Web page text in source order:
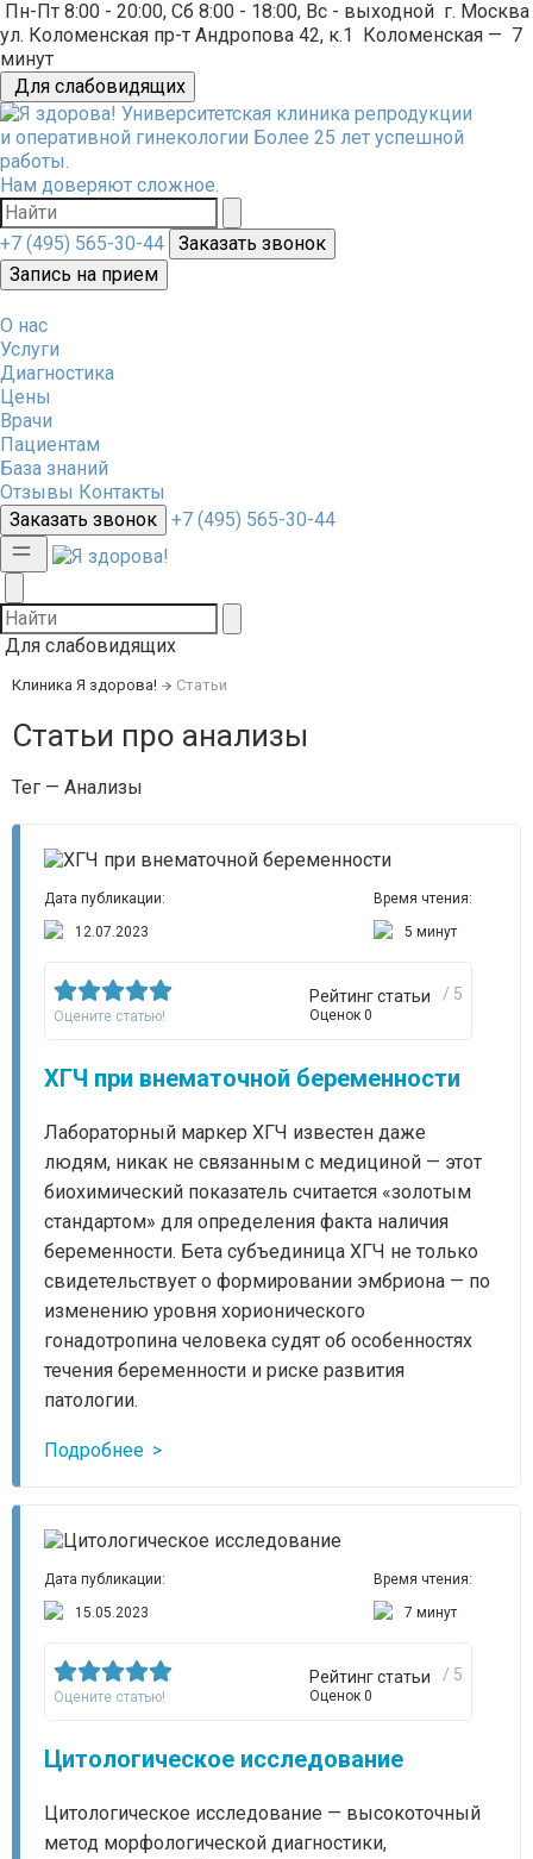
Пн-Пт 8:00 - 20:00, Сб 8:00 - 18:00, Вс - выходной г. Москва
ул. Коломенская пр-т Андропова 42, к.1 Коломенская — 7
минут
Для слабовидящих
Университетская клиника репродукции
и оперативной гинекологии Более 25 лет успешной
работы.
Нам доверяют сложное.
+7 (495) 565-30-44
Заказать звонок
Запись на прием
О нас
Услуги
Диагностика
Цены
Врачи
Пациентам
База знаний
Отзывы Контакты
Заказать звонок
+7 (495) 565-30-44
Для слабовидящих
Клиника Я здорова! Статьи
Статьи про анализы
Тег — Анализы
Дата публикации:
12.07.2023
Время чтения:
5 минут
Оцените статью!
Рейтинг статьи / 5
Оценок 0
ХГЧ при внематочной беременности
Лабораторный маркер ХГЧ известен даже
людям, никак не связанным с медициной — этот
биохимический показатель считается «золотым
стандартом» для определения факта наличия
беременности. Бета субъединица ХГЧ не только
свидетельствует о формировании эмбриона — по
изменению уровня хорионического
гонадотропина человека судят об особенностях
течения беременности и риске развития
патологии.
Подробнее
Дата публикации:
15.05.2023
Время чтения:
7 минут
Оцените статью!
Рейтинг статьи / 5
Оценок 0
Цитологическое исследование
Цитологическое исследование — высокоточный
метод морфологической диагностики,